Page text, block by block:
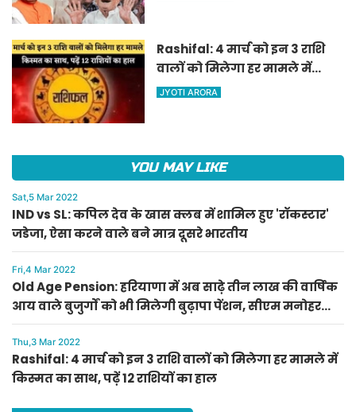
Rashifal: 4 मार्च को इन 3 राशि
वालों को मिलेगा हर मामले में
किस्मत का साथ, पढ़ें 12 राशियों का
JYOTI ARORA
YOU MAY LIKE
Sat,5 Mar 2022
IND vs SL: कपिल देव के खास क्लब में शामिल हुए 'रॉकस्टार'
जडेजा, ऐसा करने वाले बने मात्र दूसरे भारतीय
Fri,4 Mar 2022
Old Age Pension: हरियाणा में अब साढ़े तीन लाख की वार्षिक
आय वाले बुजुर्गों को भी मिलेगी बुढ़ापा पेंशन, सीएम मनोहर
लाल का ऐलान
Thu,3 Mar 2022
Rashifal: 4 मार्च को इन 3 राशि वालों को मिलेगा हर मामले में
किस्मत का साथ, पढ़ें 12 राशियों का हाल